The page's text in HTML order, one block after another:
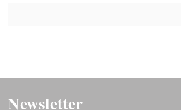
Newsletter